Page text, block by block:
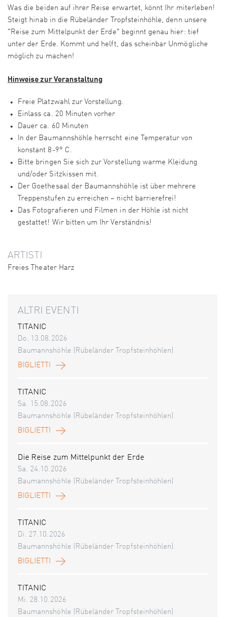
Was die beiden auf ihrer Reise erwartet, könnt Ihr miterleben!
Steigt hinab in die Rübeländer Tropfsteinhöhle, denn unsere
"Reise zum Mittelpunkt der Erde" beginnt genau hier: tief
unter der Erde. Kommt und helft, das scheinbar Unmögliche
möglich zu machen!
Hinweise zur Veranstaltung
Freie Platzwahl zur Vorstellung.
Einlass ca. 20 Minuten vorher
Dauer ca. 60 Minuten
In der Baumannshöhle herrscht eine Temperatur von
konstant 8-9° C.
Bitte bringen Sie sich zur Vorstellung warme Kleidung
und/oder Sitzkissen mit.
Der Goethesaal der Baumannshöhle ist über mehrere
Treppenstufen zu erreichen – nicht barrierefrei!
Das Fotografieren und Filmen in der Höhle ist nicht
gestattet! Wir bitten um Ihr Verständnis!
ARTISTI
Freies Theater Harz
ALTRI EVENTI
TITANIC
Do. 13.08.2026
Baumannshöhle (Rübeländer Tropfsteinhöhlen)
BIGLIETTI
TITANIC
Sa. 15.08.2026
Baumannshöhle (Rübeländer Tropfsteinhöhlen)
BIGLIETTI
Die Reise zum Mittelpunkt der Erde
Sa. 24.10.2026
Baumannshöhle (Rübeländer Tropfsteinhöhlen)
BIGLIETTI
TITANIC
Di. 27.10.2026
Baumannshöhle (Rübeländer Tropfsteinhöhlen)
BIGLIETTI
TITANIC
Mi. 28.10.2026
Baumannshöhle (Rübeländer Tropfsteinhöhlen)